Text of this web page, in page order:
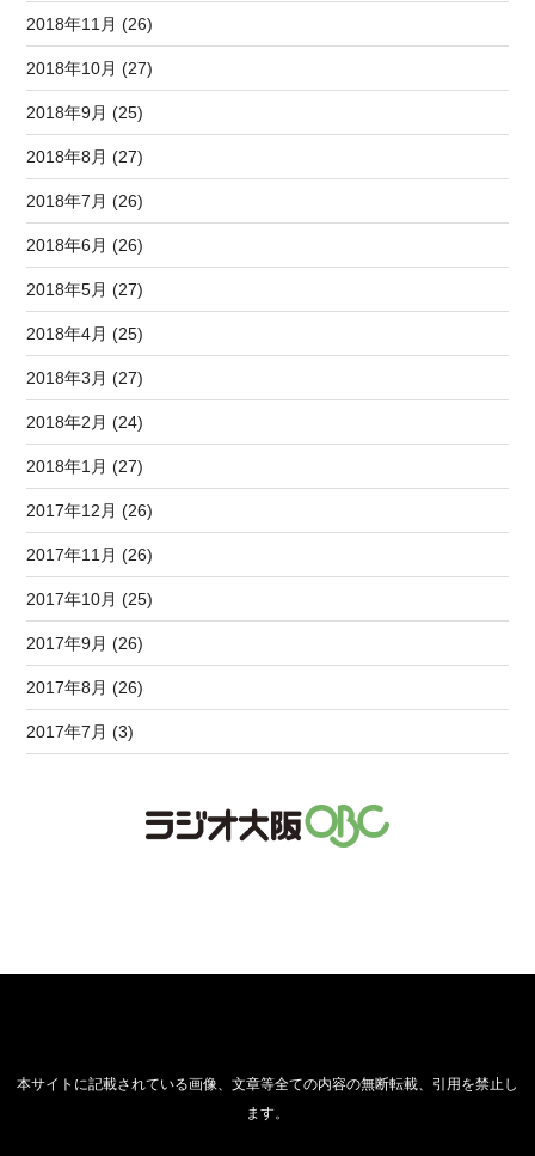
2018年11月 (26)
2018年10月 (27)
2018年9月 (25)
2018年8月 (27)
2018年7月 (26)
2018年6月 (26)
2018年5月 (27)
2018年4月 (25)
2018年3月 (27)
2018年2月 (24)
2018年1月 (27)
2017年12月 (26)
2017年11月 (26)
2017年10月 (25)
2017年9月 (26)
2017年8月 (26)
2017年7月 (3)
本サイトに記載されている画像、文章等全ての内容の無断転載、引用を禁止し
ます。